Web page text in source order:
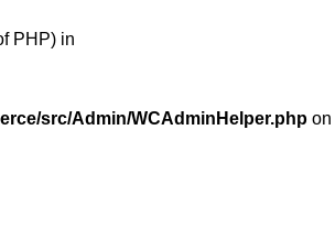
PHP) in
src/Admin/WCAdminHelper.php on